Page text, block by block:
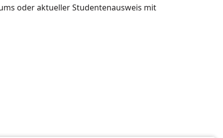
oder aktueller Studentenausweis mit